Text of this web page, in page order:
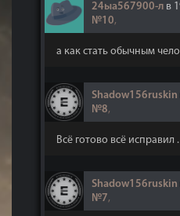
24ыа567900-л в
№10,
а как стать обычным
Shadow156ruskin
№8,
Всё готово всё
Shadow156ruskin
№7,